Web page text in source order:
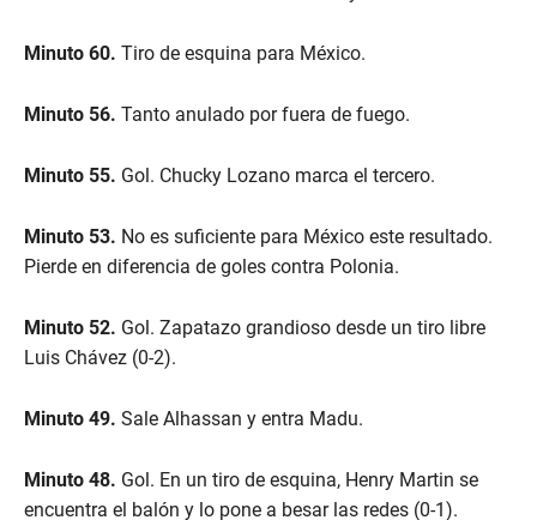
Minuto 60. Tiro de esquina para México.
Minuto 56. Tanto anulado por fuera de fuego.
Minuto 55. Gol. Chucky Lozano marca el tercero.
Minuto 53. No es suficiente para México este resultado.
Pierde en diferencia de goles contra Polonia.
Minuto 52. Gol. Zapatazo grandioso desde un tiro libre
Luis Chávez (0-2).
Minuto 49. Sale Alhassan y entra Madu.
Minuto 48. Gol. En un tiro de esquina, Henry Martin se
encuentra el balón y lo pone a besar las redes (0-1).